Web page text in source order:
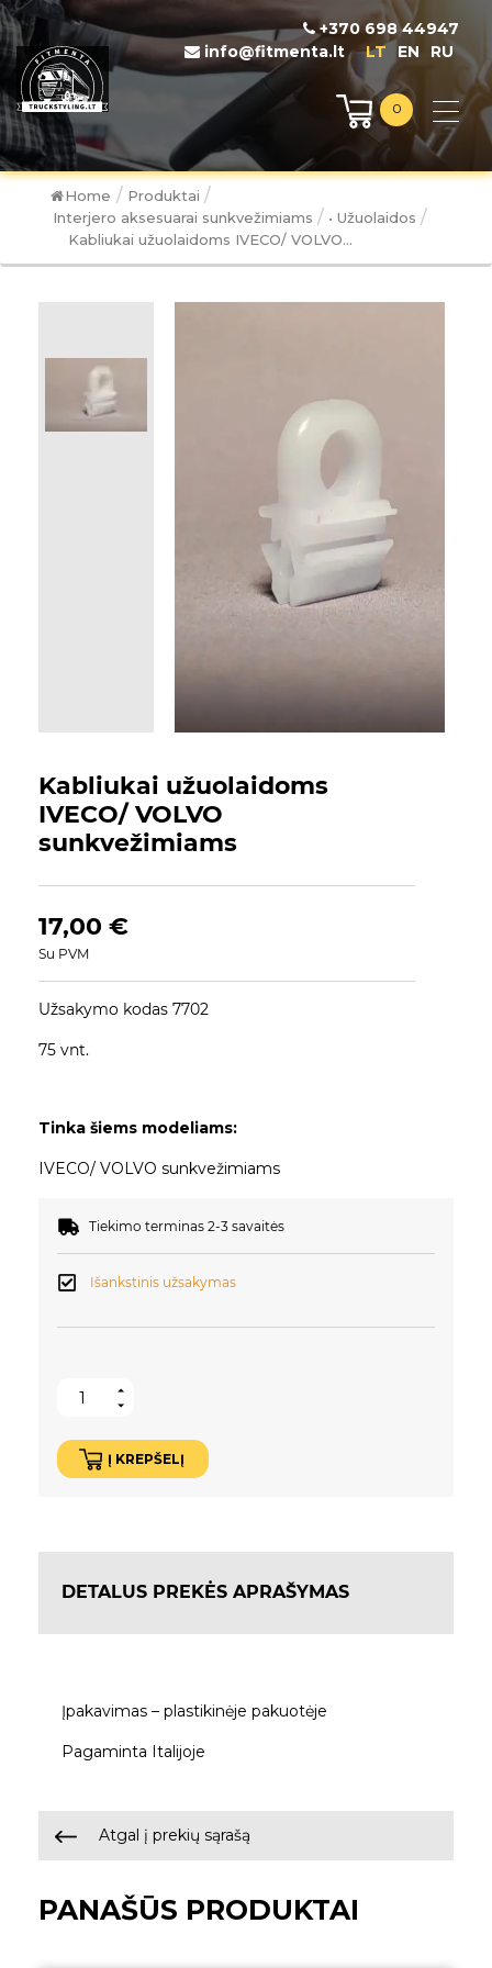
+370 698 44947
info@fitmenta.lt
LT EN RU
0
Home / Produktai /
Interjero aksesuarai sunkvežimiams / • Užuolaidos /
Kabliukai užuolaidoms IVECO/ VOLVO...
Kabliukai užuolaidoms
IVECO/ VOLVO
sunkvežimiams
17,00 €
Su PVM
Užsakymo kodas 7702
75 vnt.
Tinka šiems modeliams:
IVECO/ VOLVO sunkvežimiams
Tiekimo terminas 2-3 savaitės
Išankstinis užsakymas
Į KREPŠELĮ
DETALUS PREKĖS APRAŠYMAS
Įpakavimas – plastikinėje pakuotėje
Pagaminta Italijoje
Atgal į prekių sąrašą
PANAŠŪS PRODUKTAI